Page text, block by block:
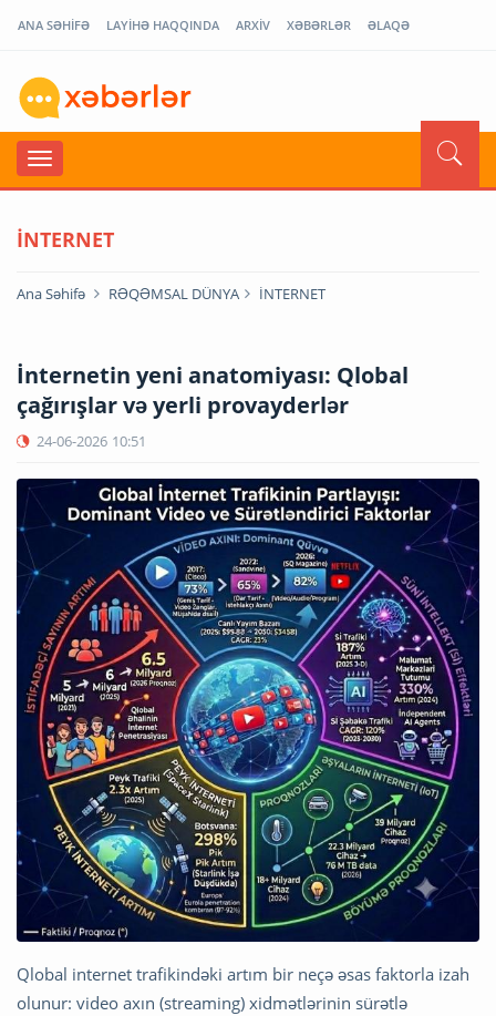
ANA SƏHİFƏ LAYİHƏ HAQQINDA ARXİV XƏBƏRLƏR ƏLAQƏ
İNTERNET
Ana Səhifə RƏQƏMSAL DÜNYA İNTERNET
İnternetin yeni anatomiyası: Qlobal
çağırışlar və yerli provayderlər
24-06-2026 10:51
Qlobal internet trafikindəki artım bir neçə əsas faktorla izah
olunur: video axın (streaming) xidmətlərinin sürətlə